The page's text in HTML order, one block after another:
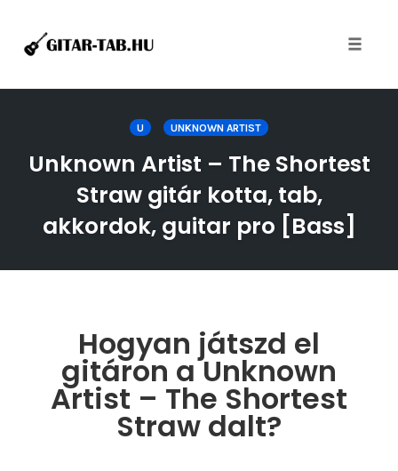
U UNKNOWN ARTIST
Unknown Artist – The Shortest
Straw gitár kotta, tab,
akkordok, guitar pro [Bass]
Hogyan játszd el
gitáron a Unknown
Artist – The Shortest
Straw dalt?